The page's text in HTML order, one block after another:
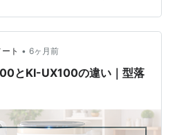
り替え表示で十分ならコスパ
は、その時点の価格差に納得で
よ。 「違いは理解したのに、最
ト • 6ヶ月前
とKI-UX100の違い｜型落